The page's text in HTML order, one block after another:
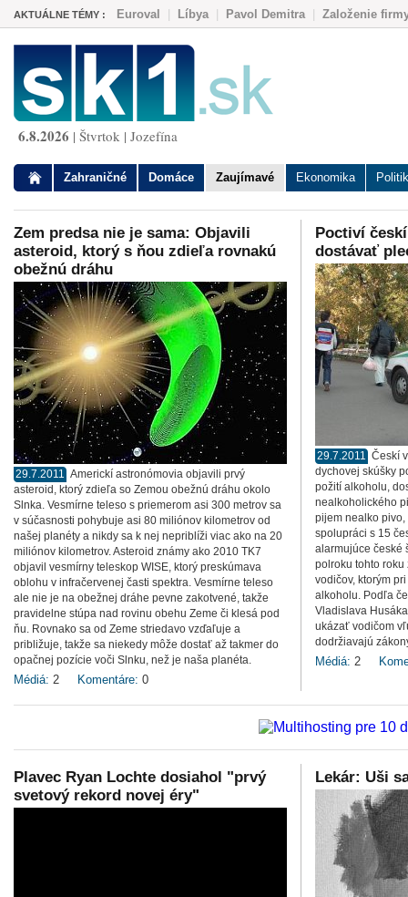
AKTUÁLNE TÉMY : Euroval Líbya| Pavol Demitra| Založenie
6.8.2026 | Štvrtok | Jozefína
Zahraničné Domáce Zaujímavé Ekonomika
Zem predsa nie je sama: Objavili
asteroid, ktorý s ňou zdieľa rovnakú
obežnú dráhu
29.7.2011 Americkí astronómovia objavili prvý
asteroid, ktorý zdieľa so Zemou obežnú dráhu okolo
Slnka. Vesmírne teleso s priemerom asi 300 metrov sa
v súčasnosti pohybuje asi 80 miliónov kilometrov od
našej planéty a nikdy sa k nej nepriblíži viac ako na 20
miliónov kilometrov. Asteroid známy ako 2010 TK7
objavil vesmírny teleskop WISE, ktorý preskúmava
oblohu v infračervenej časti spektra. Vesmírne teleso
ale nie je na obežnej dráhe pevne zakotvené, takže
pravidelne stúpa nad rovinu obehu Zeme či klesá pod
ňu. Rovnako sa od Zeme striedavo vzďaľuje a
približuje, takže sa niekedy môže dostať až takmer do
opačnej pozície voči Slnku, než je naša planéta.
Médiá: 2 Komentáre: 0
Poctiví
dostávať
29.7.2011 Českí
dychovej skúšky
požití alkoholu,
nealkoholického
pijem nealko
spolupráci s 15
alarmujúce české
polroku tohto
vodičov, ktorým
alkoholu. Podľa
Vladislava
ukázať vodičom
dodržiavajú
Médiá: 2
Plavec Ryan Lochte dosiahol "prvý
svetový rekord novej éry"
Lekár: Uši